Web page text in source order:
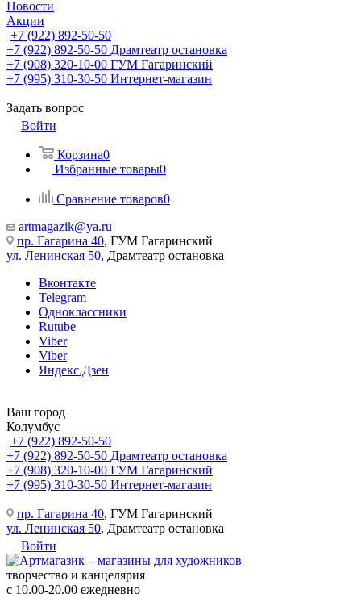
Новости
Акции
+7 (922) 892-50-50
+7 (922) 892-50-50 Драмтеатр остановка
+7 (908) 320-10-00 ГУМ Гагаринский
+7 (995) 310-30-50 Интернет-магазин
Задать вопрос
Войти
Корзина0
Избранные товары0
Сравнение товаров0
artmagazik@ya.ru
пр. Гагарина 40, ГУМ Гагаринский
ул. Ленинская 50, Драмтеатр остановка
Вконтакте
Telegram
Одноклассники
Rutube
Viber
Viber
Яндекс.Дзен
Ваш город
Колумбус
+7 (922) 892-50-50
+7 (922) 892-50-50 Драмтеатр остановка
+7 (908) 320-10-00 ГУМ Гагаринский
+7 (995) 310-30-50 Интернет-магазин
пр. Гагарина 40, ГУМ Гагаринский
ул. Ленинская 50, Драмтеатр остановка
Войти
творчество и канцелярия
с 10.00-20.00 ежедневно